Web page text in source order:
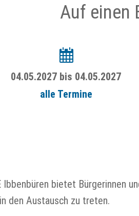
Auf einen
04.05.2027 bis 04.05.2027
alle Termine
Ibbenbüren bietet Bürgerinnen
den Austausch zu treten.